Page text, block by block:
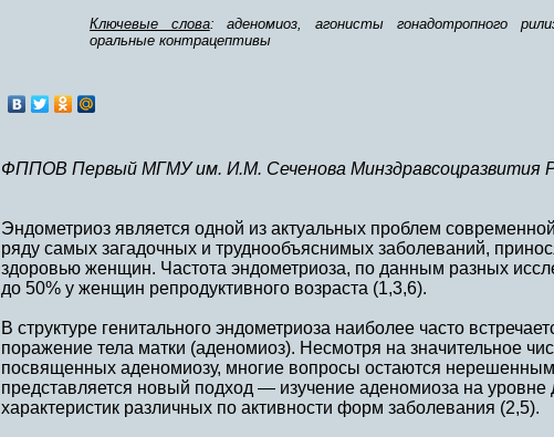
Ключевые слова: аденомиоз, агонисты гонадотропного
оральные контрацептивы
ФППОВ Первый МГМУ им. И.М. Сеченова Минздравсоцразвития
Эндометриоз является одной из актуальных проблем
ряду самых загадочных и труднообъяснимых заболеваний,
здоровью женщин. Частота эндометриоза, по данным разных
до 50% у женщин репродуктивного возраста (1,3,6).
В структуре генитального эндометриоза наиболее часто
поражение тела матки (аденомиоз). Несмотря на значительное
посвященных аденомиозу, многие вопросы остаются
представляется новый подход — изучение аденомиоза на
характеристик различных по активности форм заболевания (2,5).